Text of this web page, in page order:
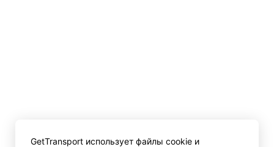
GetTransport использует файлы cookie и